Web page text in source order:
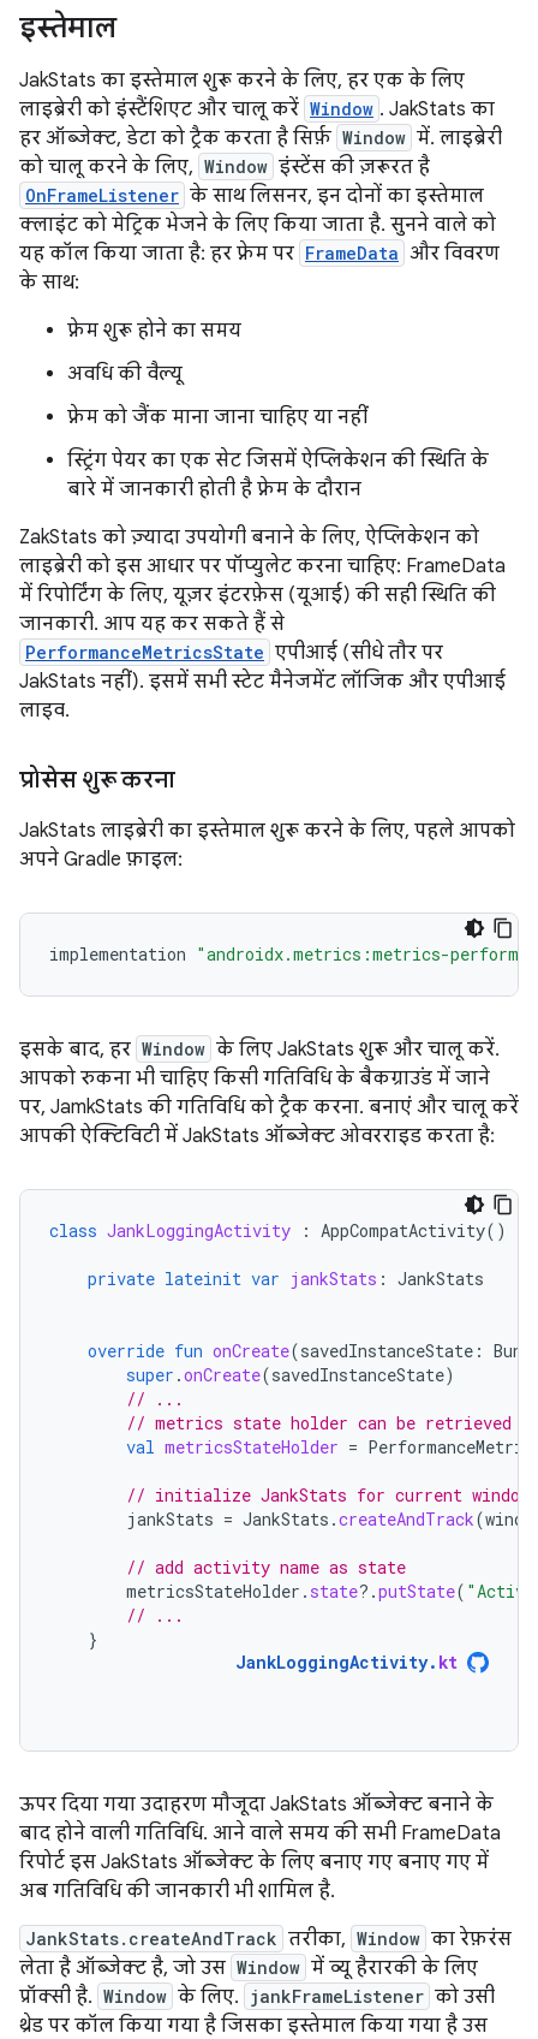
इस्तेमाल
JakStats का इस्तेमाल शुरू करने के लिए, हर एक के लिए
लाइब्रेरी को इंस्टैंशिएट और चालू करें Window . JakStats का
हर ऑब्जेक्ट, डेटा को ट्रैक करता है सिर्फ़ Window में. लाइब्रेरी
को चालू करने के लिए, Window इंस्टेंस की ज़रूरत है
OnFrameListener के साथ लिसनर, इन दोनों का इस्तेमाल
क्लाइंट को मेट्रिक भेजने के लिए किया जाता है. सुनने वाले को
यह कॉल किया जाता है: हर फ़्रेम पर FrameData और विवरण
के साथ:
फ़्रेम शुरू होने का समय
अवधि की वैल्यू
फ़्रेम को जैंक माना जाना चाहिए या नहीं
स्ट्रिंग पेयर का एक सेट जिसमें ऐप्लिकेशन की स्थिति के
बारे में जानकारी होती है फ़्रेम के दौरान
ZakStats को ज़्यादा उपयोगी बनाने के लिए, ऐप्लिकेशन को
लाइब्रेरी को इस आधार पर पॉप्युलेट करना चाहिए: FrameData
में रिपोर्टिंग के लिए, यूज़र इंटरफ़ेस (यूआई) की सही स्थिति की
जानकारी. आप यह कर सकते हैं से
PerformanceMetricsState एपीआई (सीधे तौर पर
JakStats नहीं). इसमें सभी स्टेट मैनेजमेंट लॉजिक और एपीआई
लाइव.
प्रोसेस शुरू करना
JakStats लाइब्रेरी का इस्तेमाल शुरू करने के लिए, पहले आपको
अपने Gradle फ़ाइल:
implementation "androidx.metrics:metrics-
इसके बाद, हर Window के लिए JakStats शुरू और चालू करें.
आपको रुकना भी चाहिए किसी गतिविधि के बैकग्राउंड में जाने
पर, JamkStats की गतिविधि को ट्रैक करना. बनाएं और चालू करें
आपकी ऐक्टिविटी में JakStats ऑब्जेक्ट ओवरराइड करता है:
class JankLoggingActivity : AppCompatActivity()
private lateinit var jankStats : JankStats
override fun onCreate(savedInstanceState :
super .onCreate(savedInstanceState)
// ...
// metrics state holder can be retrieved
val metricsStateHolder =
// initialize JankStats for current window
jankStats = JankStats .createAndTrack(
// add activity name as state
metricsStateHolder . state?.putState(
// ...
}
JankLoggingActivity. kt
ऊपर दिया गया उदाहरण मौजूदा JakStats ऑब्जेक्ट बनाने के
बाद होने वाली गतिविधि. आने वाले समय की सभी FrameData
रिपोर्ट इस JakStats ऑब्जेक्ट के लिए बनाए गए बनाए गए में
अब गतिविधि की जानकारी भी शामिल है.
JankStats.createAndTrack तरीका, Window का रेफ़रंस
लेता है ऑब्जेक्ट है, जो उस Window में व्यू हैरारकी के लिए
प्रॉक्सी है. Window के लिए. jankFrameListener को उसी
थ्रेड पर कॉल किया गया है जिसका इस्तेमाल किया गया है उस